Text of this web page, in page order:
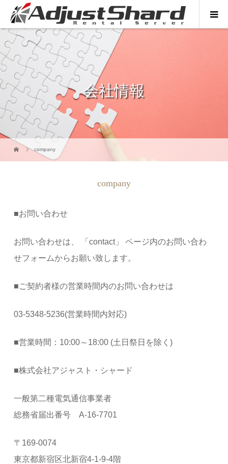
会社情報
company
company
■お問い合わせ
お問い合わせは、 「contact」 ページ内のお問い合わ
せフォームからお願い致します。
■ご契約者様の営業時間内のお問い合わせは
03-5348-5236(営業時間内対応)
■営業時間：10:00～18:00 (土日祭日を除く)
■株式会社アジャスト・シャード
一般第二種電気通信事業者
総務省届出番号 A-16-7701
〒169-0074
東京都新宿区北新宿4-1-9-4階